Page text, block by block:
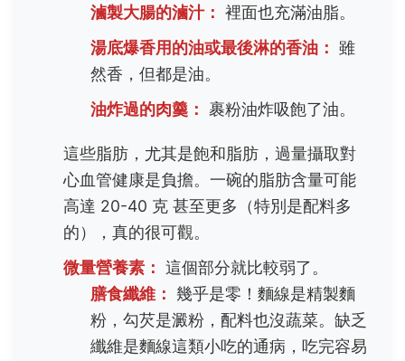
滷製大腸的滷汁： 裡面也充滿油脂。
湯底爆香用的油或最後淋的香油： 雖
然香，但都是油。
油炸過的肉羹：
裹粉油炸吸飽了油。
這些脂肪，尤其是飽和脂肪，過量攝取對
心血管健康是負擔。一碗的脂肪含量可能
高達 20-40 克 甚至更多（特別是配料多
的），真的很可觀。
微量營養素： 這個部分就比較弱了。
膳食纖維： 幾乎是零！麵線是精製麵
粉，勾芡是澱粉，配料也沒蔬菜。缺乏
纖維是麵線這類小吃的通病，吃完容易